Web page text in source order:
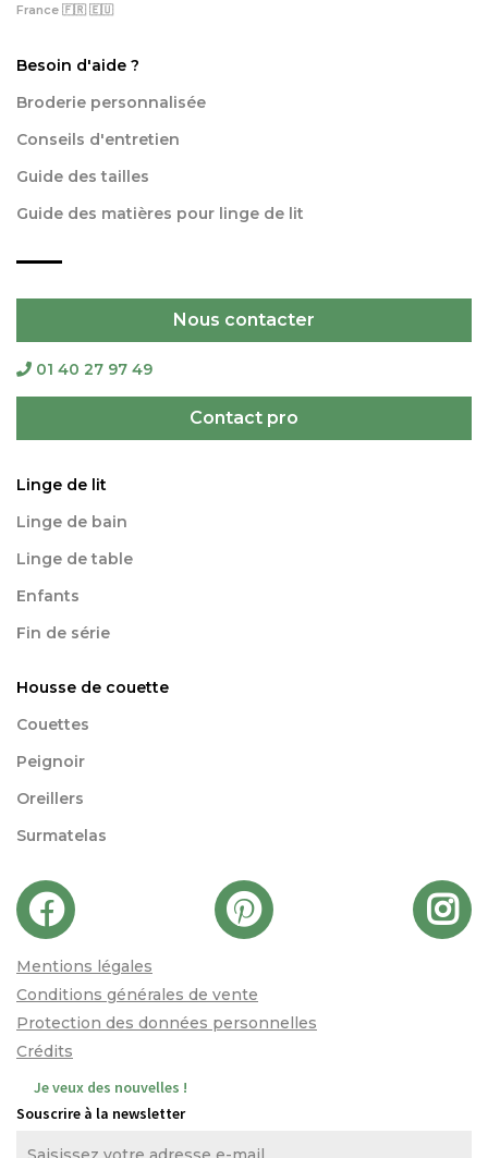
France 🇫🇷 🇪🇺
Besoin d'aide ?
Broderie personnalisée
Conseils d'entretien
Guide des tailles
Guide des matières pour linge de lit
Nous contacter
01 40 27 97 49
Contact pro
Linge de lit
Linge de bain
Linge de table
Enfants
Fin de série
Housse de couette
Couettes
Peignoir
Oreillers
Surmatelas
Mentions légales
Conditions générales de vente
Protection des données personnelles
Crédits
Je veux des nouvelles !
Souscrire à la newsletter